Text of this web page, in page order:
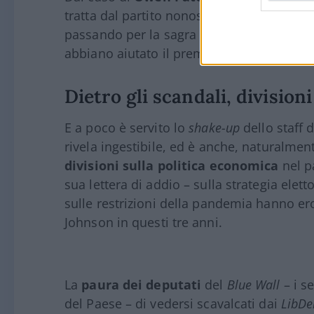
tratta dal partito nonostante avesse
passando per la sagra del
, i
abbiano aiutato il premier a superare le
Dietro gli scandali,
E a poco è servito loshake-up dello staff
rivela ingestibile, ed è anche,
divisioni sulla politica economica nel
sua lettera di addio – sulla strategia
sulle restrizioni della pandemia hanno
Johnson in questi tre anni.
La paura dei deputati del Blue Wall – i
del Paese – di vedersi scavalcati dai